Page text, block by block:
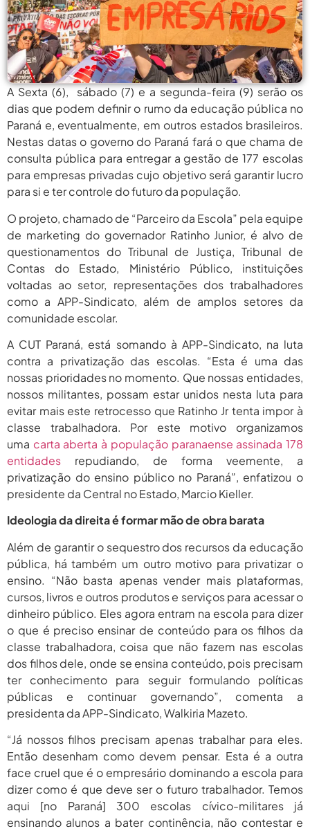
PROIFES Celebra Os 58 Anos Da
APUB...
agosto 6,
2026
MEC Autoriza 937 Novos Cargos Em
Institutos Federais...
agosto 6,
2026
Balanço Da 78ª SBPC: Na Primeira
Participação, PROIFES...
agosto
6, 2026
6 De Agosto: Dia Nacional Dos
Profissionais De...
agosto 6,
2026
PROIFES Celebra Os 58 Anos Da
APUB...
agosto 6,
2026
MEC Autoriza 937 Novos Cargos Em
Institutos Federais...
agosto 6,
2026
Balanço Da 78ª SBPC: Na Primeira
Participação, PROIFES...
agosto
6, 2026
6 De Agosto: Dia Nacional Dos
Profissionais De...
agosto 6,
PROIFES Celebra Os 58 Anos Da
APUB...
MEC Autoriza 937 Novos Cargos Em
Institutos Federais...
agosto 6,
2026
A Sexta (6), sábado (7) e a segunda-feira (9) serão os
dias que podem definir o rumo da educação pública no
Paraná e, eventualmente, em outros estados brasileiros.
Nestas datas o governo do Paraná fará o que chama de
consulta pública para entregar a gestão de 177 escolas
para empresas privadas cujo objetivo será garantir lucro
para si e ter controle do futuro da população.
O projeto, chamado de “Parceiro da Escola” pela equipe
de marketing do governador Ratinho Junior, é alvo de
questionamentos do Tribunal de Justiça, Tribunal de
Contas do Estado, Ministério Público, instituições
voltadas ao setor, representações dos trabalhadores
como a APP-Sindicato, além de amplos setores da
comunidade escolar.
A CUT Paraná, está somando à APP-Sindicato, na luta
contra a privatização das escolas. “Esta é uma das
nossas prioridades no momento. Que nossas entidades,
nossos militantes, possam estar unidos nesta luta para
evitar mais este retrocesso que Ratinho Jr tenta impor à
classe trabalhadora. Por este motivo organizamos
uma carta aberta à população paranaense assinada 178
entidades repudiando, de forma veemente, a
privatização do ensino público no Paraná”, enfatizou o
presidente da Central no Estado, Marcio Kieller.
Ideologia da direita é formar mão de obra barata
Além de garantir o sequestro dos recursos da educação
pública, há também um outro motivo para privatizar o
ensino. “Não basta apenas vender mais plataformas,
cursos, livros e outros produtos e serviços para acessar o
dinheiro público. Eles agora entram na escola para dizer
o que é preciso ensinar de conteúdo para os filhos da
classe trabalhadora, coisa que não fazem nas escolas
dos filhos dele, onde se ensina conteúdo, pois precisam
ter conhecimento para seguir formulando políticas
públicas e continuar governando”, comenta a
presidenta da APP-Sindicato, Walkiria Mazeto.
“Já nossos filhos precisam apenas trabalhar para eles.
Então desenham como devem pensar. Esta é a outra
face cruel que é o empresário dominando a escola para
dizer como é que deve ser o futuro trabalhador. Temos
aqui [no Paraná] 300 escolas cívico-militares já
ensinando alunos a bater continência, não contestar e